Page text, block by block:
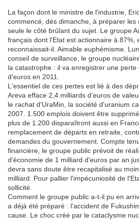
La façon dont le ministre de l'industrie,
commencé, dès dimanche, à préparer les
seule le côté brûlant du sujet. Le groupe
français dont l'Etat est actionnaire à 87%,
reconnaissait-il. Aimable euphémisme.
conseil de surveillance, le groupe
la catastrophe : il va enregistrer une perte
d'euros en 2011.
L'essentiel de ces pertes est lié à des
Areva efface 2,4 milliards d'euros de
le rachat d'UraMin, la société d'uranium
2007. 1.500 emplois doivent être
plus de 1.200 disparaîtront aussi en
remplacement de départs en retraite,
demandes du gouvernement. Compte
financière, le groupe public prévoit de
d'économie de 1 milliard d'euros par an
devra sans doute être recapitalisé au
milliard. Pour pallier l'impécuniosité de
sollicité.
Comment le groupe public a-t-il pu en
a déjà été préparé : l'accident de
cause. Le choc créé par le cataclysme